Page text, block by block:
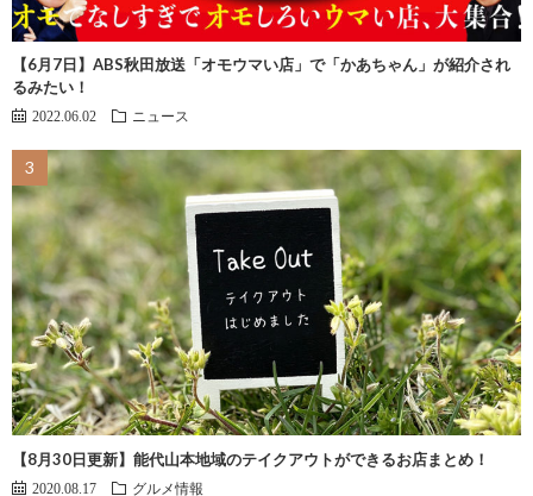
【6月7日】ABS秋田放送「オモウマい店」で「かあちゃん」が紹介され
るみたい！
2022.06.02 ニュース
【8月30日更新】能代山本地域のテイクアウトができるお店まとめ！
2020.08.17 グルメ情報